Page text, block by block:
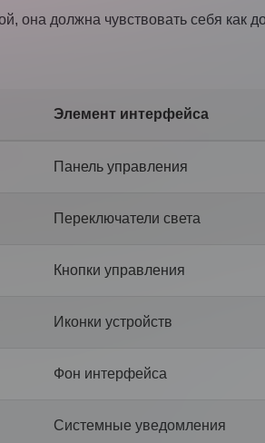
она должна чувствовать себя как
Элемент интерфейса
Панель управления
Переключатели света
Кнопки управления
Иконки устройств
Фон интерфейса
Системные уведомления